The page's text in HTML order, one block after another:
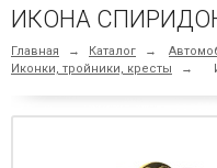
ИКОНА СПИРИДОН
Главная → Каталог →
Иконки, тройники, кресты
→